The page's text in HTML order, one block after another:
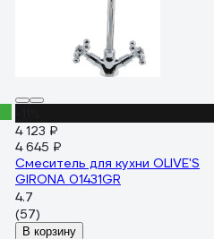
4 123 ₽
4 645 ₽
Смеситель для кухни OLIVE'S
GIRONA 01431GR
4.7
(57)
В корзину